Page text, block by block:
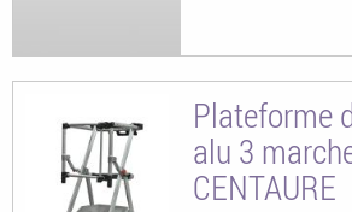
Plateforme
alu 3
CENTAURE